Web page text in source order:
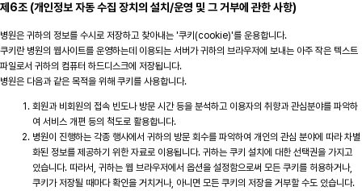
제6조 (개인정보 자동 수집 장치의 설치/운영 및 그 거부에 관한 사항)
병원은 귀하의 정보를 수시로 저장하고 찾아내는 '쿠키(cookie)'를 운용합니다.
쿠키란 병원의 웹사이트를 운영하는데 이용되는 서버가 귀하의 브라우저에 보내는 아주 작은 텍스트
파일로서 귀하의 컴퓨터 하드디스크에 저장됩니다.
병원은 다음과 같은 목적을 위해 쿠키를 사용합니다.
회원과 비회원의 접속 빈도나 방문 시간 등을 분석하고 이용자의 취향과 관심분야를 파악하
여 서비스 개편 등의 척도로 활용합니다.
병원이 진행하는 각종 행사에서 귀하의 방문 회수를 파악하여 개인의 관심 분야에 따라 차별
화된 정보를 제공하기 위한 자료로 이용됩니다. 귀하는 쿠키 설치에 대한 선택권을 가지고
있습니다. 따라서, 귀하는 웹 브라우저에서 옵션을 설정함으로써 모든 쿠키를 허용하거나,
쿠키가 저장될 때마다 확인을 거치거나, 아니면 모든 쿠키의 저장을 거부할 수도 있습니다.